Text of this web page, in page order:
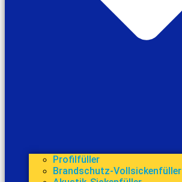
Profilfüller
Brandschutz-Vollsickenfüller